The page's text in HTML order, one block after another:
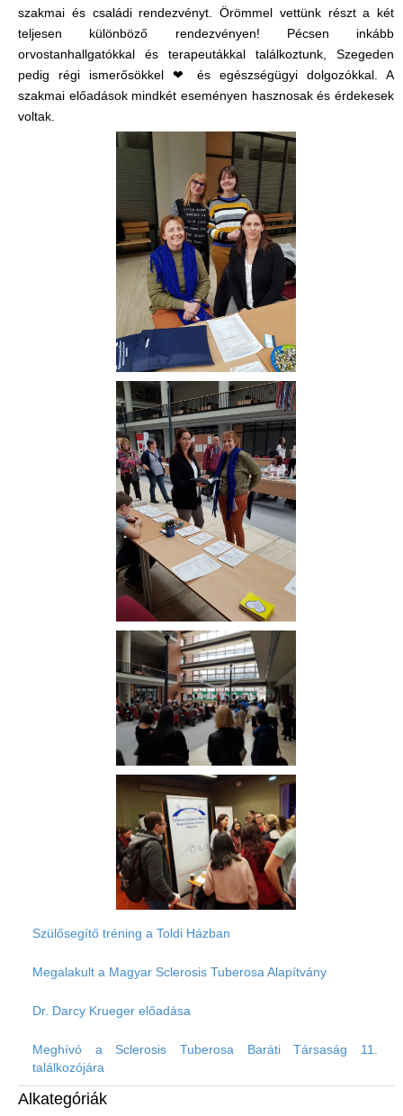
szakmai és családi rendezvényt. Örömmel vettünk részt a két
teljesen különböző rendezvényen! Pécsen inkább
orvostanhallgatókkal és terapeutákkal találkoztunk, Szegeden
pedig régi ismerősökkel ❤ és egészségügyi dolgozókkal. A
szakmai előadások mindkét eseményen hasznosak és érdekesek
voltak.
Szülősegítő tréning a Toldi Házban
Megalakult a Magyar Sclerosis Tuberosa Alapítvány
Dr. Darcy Krueger előadása
Meghívó a Sclerosis Tuberosa Baráti Társaság 11.
találkozójára
Alkategóriák